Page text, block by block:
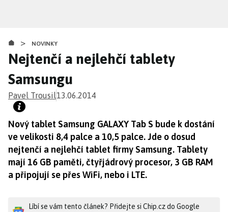
obsahu
> NOVINKY
Nejtenčí a nejlehčí tablety
Samsungu
Pavel Trousil13.06.2014
Nový tablet Samsung GALAXY Tab S bude k dostání
ve velikosti 8,4 palce a 10,5 palce. Jde o dosud
nejtenčí a nejlehčí tablet firmy Samsung. Tablety
mají 16 GB paměti, čtyřjádrový procesor, 3 GB RAM
a připojují se přes WiFi, nebo i LTE.
Líbí se vám tento článek? Přidejte si Chip.cz do Google